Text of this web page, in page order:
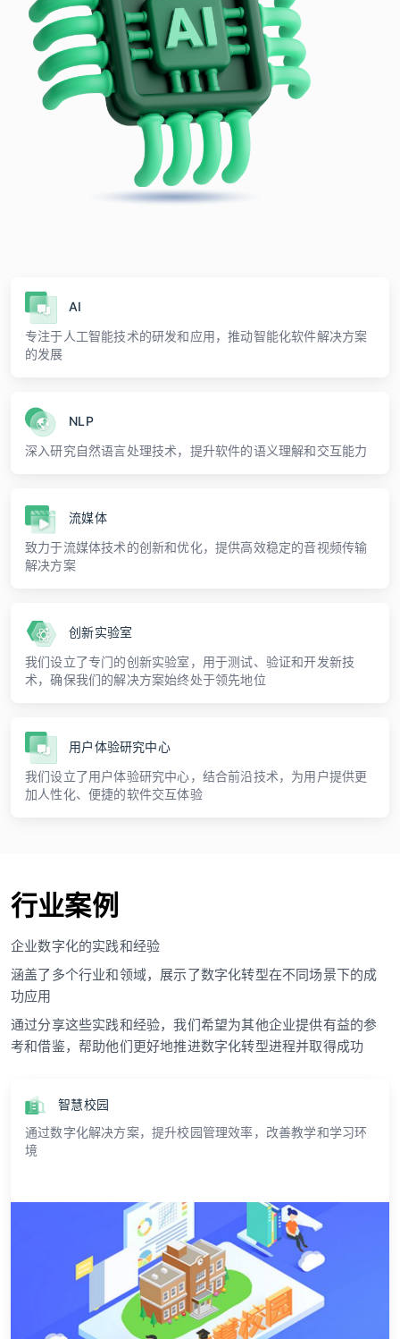
AI
专注于人工智能技术的研发和应用，推动智能化软件解决方案
的发展
NLP
深入研究自然语言处理技术，提升软件的语义理解和交互能力
流媒体
致力于流媒体技术的创新和优化，提供高效稳定的音视频传输
解决方案
创新实验室
我们设立了专门的创新实验室，用于测试、验证和开发新技
术，确保我们的解决方案始终处于领先地位
用户体验研究中心
我们设立了用户体验研究中心，结合前沿技术，为用户提供更
加人性化、便捷的软件交互体验
行业案例
企业数字化的实践和经验
涵盖了多个行业和领域，展示了数字化转型在不同场景下的成
功应用
通过分享这些实践和经验，我们希望为其他企业提供有益的参
考和借鉴，帮助他们更好地推进数字化转型进程并取得成功
智慧校园
通过数字化解决方案，提升校园管理效率，改善教学和学习环
境